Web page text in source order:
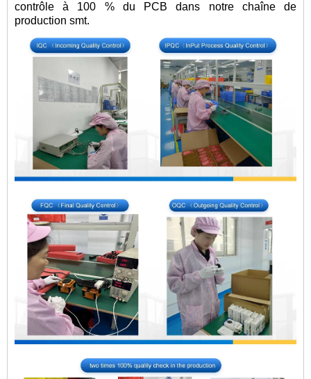
contrôle à 100 % du PCB dans notre chaîne de
production smt.